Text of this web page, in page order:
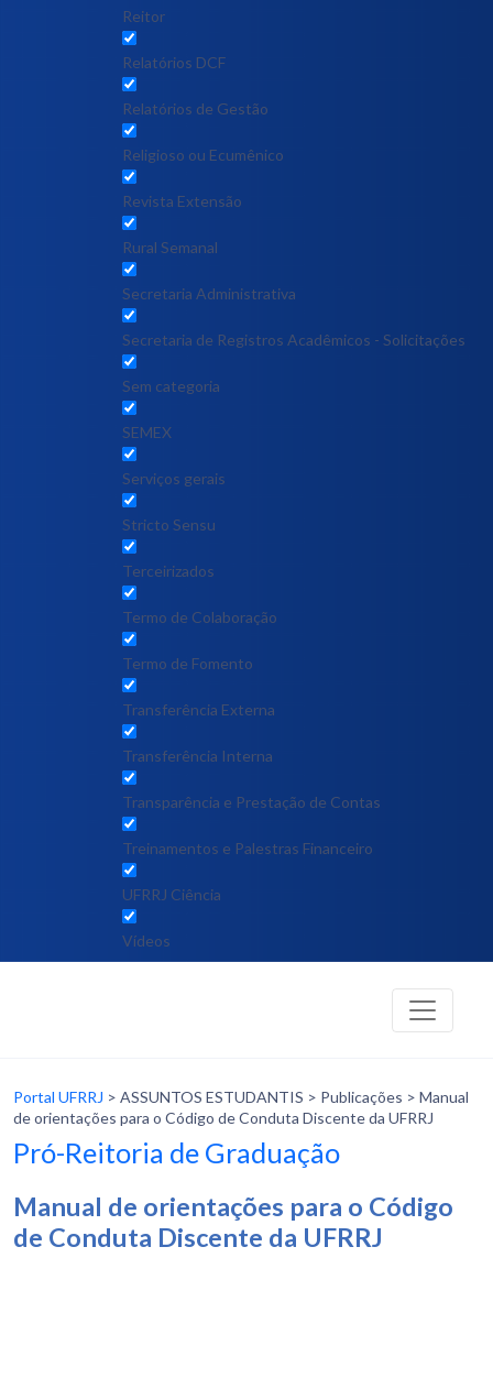
Reitor
Relatórios DCF
Relatórios de Gestão
Religioso ou Ecumênico
Revista Extensão
Rural Semanal
Secretaria Administrativa
Secretaria de Registros Acadêmicos - Solicitações
Sem categoria
SEMEX
Serviços gerais
Stricto Sensu
Terceirizados
Termo de Colaboração
Termo de Fomento
Transferência Externa
Transferência Interna
Transparência e Prestação de Contas
Treinamentos e Palestras Financeiro
UFRRJ Ciência
Vídeos
Portal UFRRJ > ASSUNTOS ESTUDANTIS > Publicações > Manual
de orientações para o Código de Conduta Discente da UFRRJ
Pró-Reitoria de Graduação
Manual de orientações para o Código
de Conduta Discente da UFRRJ